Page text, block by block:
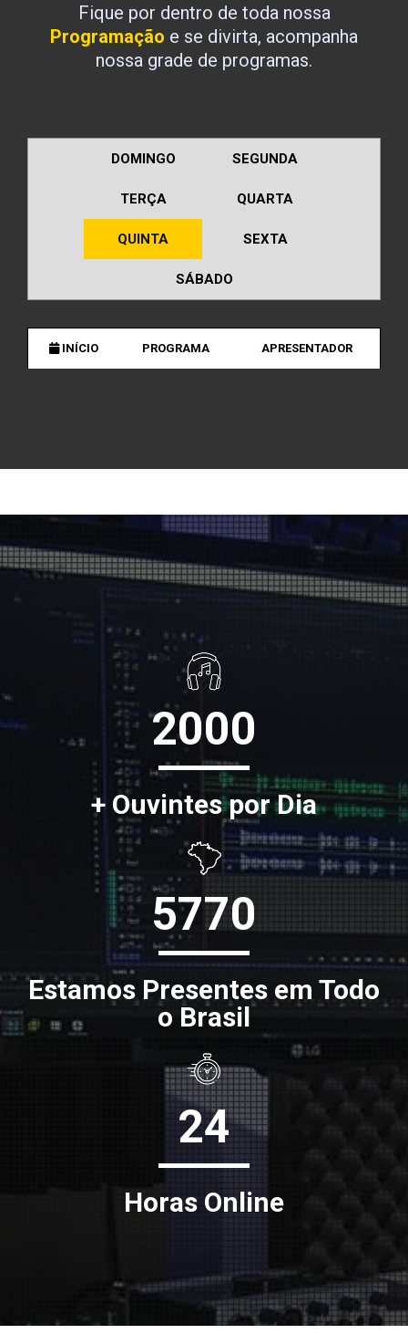
Fique por dentro de toda nossa
Programação e se divirta, acompanha
nossa grade de programas.
DOMINGO SEGUNDA
TERÇA QUARTA
QUINTA SEXTA
SÁBADO
INÍCIO PROGRAMA APRESENTADOR
2000
+ Ouvintes por Dia
5770
Estamos Presentes em Todo
o Brasil
24
Horas Online